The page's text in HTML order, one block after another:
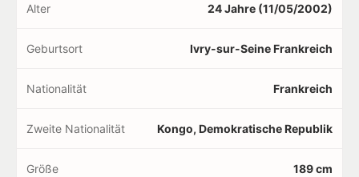
Alter 24 Jahre (11/05/2002)
Geburtsort Ivry-sur-Seine Frankreich
Nationalität Frankreich
Zweite Nationalität Kongo, Demokratische Republik
Größe 189 cm